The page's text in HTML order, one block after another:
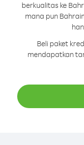
berkualitas ke
mana pun
Beli paket
mendapatkan